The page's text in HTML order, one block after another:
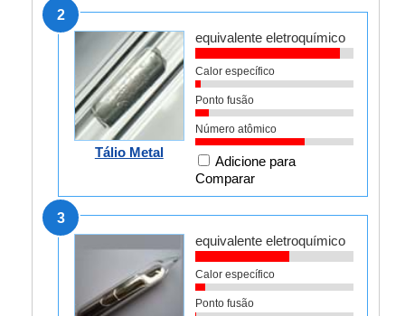
2
Tálio Metal
equivalente eletroquímico
Calor específico
Ponto fusão
Número atômico
Adicione para
Comparar
3
equivalente eletroquímico
Calor específico
Ponto fusão